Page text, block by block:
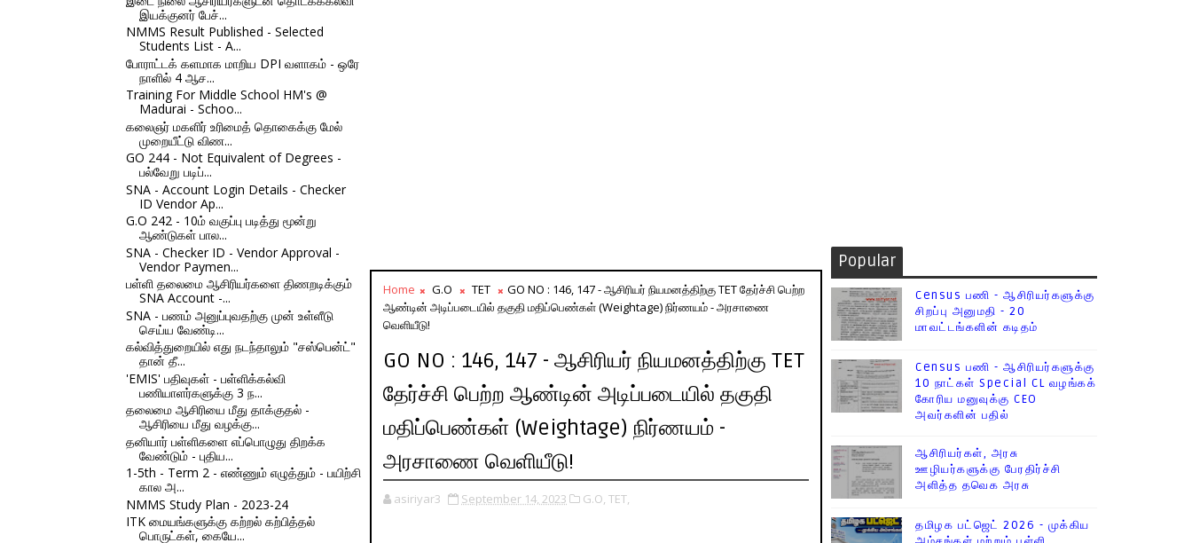
இயக்குனர் பேச்...
NMMS Result Published - Selected
Students List - A...
போராட்டக் களமாக மாறிய DPI வளாகம் - ஒரே
நாளில் 4 ஆச...
Training For Middle School HM's @
Madurai - Schoo...
கலைஞர் மகளிர் உரிமைத் தொகைக்கு மேல்
முறையீட்டு விண...
GO 244 - Not Equivalent of Degrees -
பல்வேறு படிப்...
SNA - Account Login Details - Checker
ID Vendor Ap...
G.O 242 - 10ம் வகுப்பு படித்து மூன்று
ஆண்டுகள் பால...
SNA - Checker ID - Vendor Approval -
Vendor Paymen...
பள்ளி தலைமை ஆசிரியர்களை திணறடிக்கும்
SNA Account -...
SNA - பணம் அனுப்புவதற்கு முன் உள்ளீடு
செய்ய வேண்டி...
கல்வித்துறையில் எது நடந்தாலும் "சஸ்பென்ட்"
தான் தீ...
'EMIS' பதிவுகள் - பள்ளிக்கல்வி
பணியாளர்களுக்கு 3 ந...
தலைமை ஆசிரியை மீது தாக்குதல் -
ஆசிரியை மீது வழக்கு...
தனியார் பள்ளிகளை எப்பொழுது திறக்க
வேண்டும் - புதிய...
1-5th - Term 2 - எண்ணும் எழுத்தும் - பயிற்சி
கால அ...
NMMS Study Plan - 2023-24
ITK மையங்களுக்கு கற்றல் கற்பித்தல்
பொருட்கள், கையே...
Home G.O TET
GO NO : 146, 147 - ஆசிரியர் நியமனத்திற்கு TET தேர்ச்சி பெற்ற
ஆண்டின் அடிப்படையில் தகுதி மதிப்பெண்கள் (Weightage) நிர்ணயம் - அரசாணை
வெளியீடு!
GO NO : 146, 147 - ஆசிரியர் நியமனத்திற்கு TET
தேர்ச்சி பெற்ற ஆண்டின் அடிப்படையில் தகுதி
மதிப்பெண்கள் (Weightage) நிர்ணயம் -
அரசாணை வெளியீடு!
asiriyar3 September 14, 2023 G.O, TET,
Popular
Census பணி - ஆசிரியர்களுக்கு
சிறப்பு அனுமதி - 20
மாவட்டங்களின் கடிதம்
Census பணி - ஆசிரியர்களுக்கு
10 நாட்கள் Special CL வழங்கக்
கோரிய மனுவுக்கு CEO
அவர்களின் பதில்
ஆசிரியர்கள், அரசு
ஊழியர்களுக்கு பேரதிர்ச்சி
அளித்த தவெக அரசு
தமிழக பட்ஜெட் 2026 - முக்கிய